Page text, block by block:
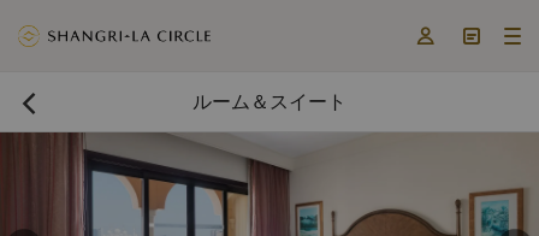
  
 ルーム＆スイート